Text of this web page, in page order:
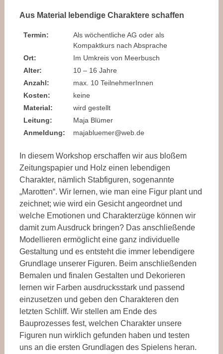
Aus Material lebendige Charaktere schaffen
Termin:
Als wöchentliche AG oder als
Kompaktkurs nach Absprache
Ort:
Im Umkreis von Meerbusch
Alter:
10 – 16 Jahre
Anzahl:
max. 10 TeilnehmerInnen
Kosten:
keine
Material:
wird gestellt
Leitung:
Maja Blümer
Anmeldung:
majabluemer@web.de
In diesem Workshop erschaffen wir aus bloßem
Zeitungspapier und Holz einen lebendigen
Charakter, nämlich Stabfiguren, sogenannte
„Marotten“. Wir lernen, wie man eine Figur plant und
zeichnet; wie wird ein Gesicht angeordnet und
welche Emotionen und Charakterzüge können wir
damit zum Ausdruck bringen? Das anschließende
Modellieren ermöglicht eine ganz individuelle
Gestaltung und es entsteht die immer lebendigere
Grundlage unserer Figuren. Beim anschließenden
Bemalen und finalen Gestalten und Dekorieren
lernen wir Farben ausdrucksstark und passend
einzusetzen und geben den Charakteren den
letzten Schliff. Wir stellen am Ende des
Bauprozesses fest, welchen Charakter unsere
Figuren nun wirklich gefunden haben und testen
uns an die ersten Grundlagen des Spielens heran.